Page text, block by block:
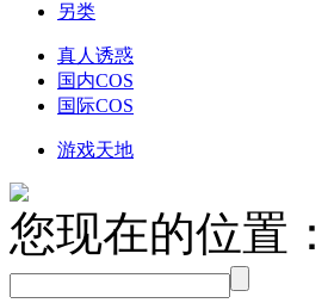
另类
真人诱惑
国内COS
国际COS
游戏天地
您现在的位置：